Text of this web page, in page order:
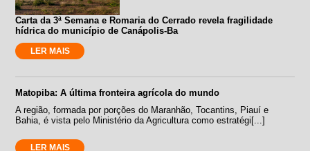
Carta da 3ª Semana e Romaria do Cerrado revela fragilidade
hídrica do município de Canápolis-Ba
LER MAIS
Matopiba: A última fronteira agrícola do mundo
A região, formada por porções do Maranhão, Tocantins, Piauí e
Bahia, é vista pelo Ministério da Agricultura como estratégi[...]
LER MAIS